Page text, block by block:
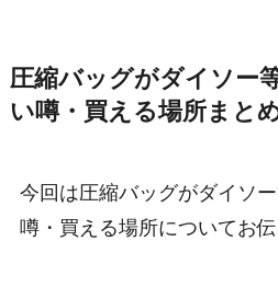
圧縮バッグがダイソー
い噂・買える場所まと
今回は圧縮バッグがダイソ
噂・買える場所についてお伝